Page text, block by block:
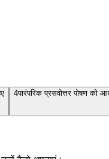
4पारंपरिक प्रसवोत्तर पोषण को